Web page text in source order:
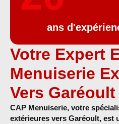
ans
Votre Expert
Menuiserie
Vers Garéoult
CAP Menuiserie, votre
extérieures vers Garéoult, est